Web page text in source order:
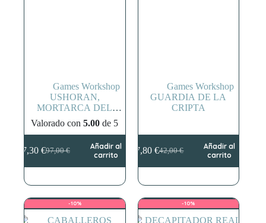
Games Workshop
USHORAN,
MORTARCA DEL
DELIRIO
Valorado con5.00 de 5
97,00€
El
precio
era:
97,00 €.
87,30 €El
precio
es:
87,30 €.
Añadir al
carrito
Games Workshop
GUARDIA DE LA
CRIPTA
42,00€
El
precio
era:
42,00 €.
37,80€El
precio
es:
37,80 €.
Añadir al
carrito
-10% -10%